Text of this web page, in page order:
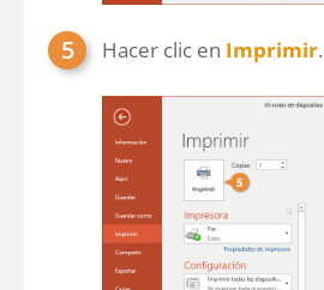
Hacer clic en Imprimir.